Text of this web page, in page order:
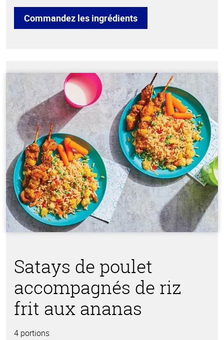
Commandez les ingrédients
Satays de poulet
accompagnés de riz
frit aux ananas
4 portions